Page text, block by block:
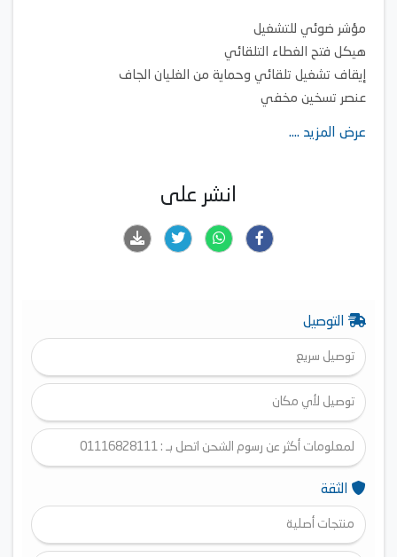
مؤشر ضوئي للتشغيل
هيكل فتح الغطاء التلقائي
إيقاف تشغيل تلقائي وحماية من الغليان الجاف
عنصر تسخين مخفي
تسخين سريع وحفظ الدفء لمدة أطول
عرض المزيد ....
انشر على
التوصيل
توصيل سريع
توصيل لأي مكان
لمعلومات أكثر عن رسوم الشحن اتصل بـ : 01116828111
الثقة
منتجات أصلية